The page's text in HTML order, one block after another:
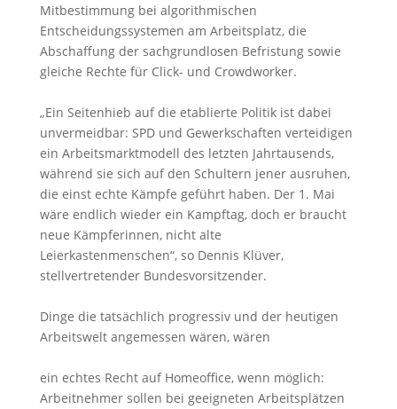
Mitbestimmung bei algorithmischen
Entscheidungssystemen am Arbeitsplatz, die
Abschaffung der sachgrundlosen Befristung sowie
gleiche Rechte für Click- und Crowdworker.
„Ein Seitenhieb auf die etablierte Politik ist dabei
unvermeidbar: SPD und Gewerkschaften verteidigen
ein Arbeitsmarktmodell des letzten Jahrtausends,
während sie sich auf den Schultern jener ausruhen,
die einst echte Kämpfe geführt haben. Der 1. Mai
wäre endlich wieder ein Kampftag, doch er braucht
neue Kämpferinnen, nicht alte
Leierkastenmenschen“, so Dennis Klüver,
stellvertretender Bundesvorsitzender.
Dinge die tatsächlich progressiv und der heutigen
Arbeitswelt angemessen wären, wären
ein echtes Recht auf Homeoffice, wenn möglich:
Arbeitnehmer sollen bei geeigneten Arbeitsplätzen